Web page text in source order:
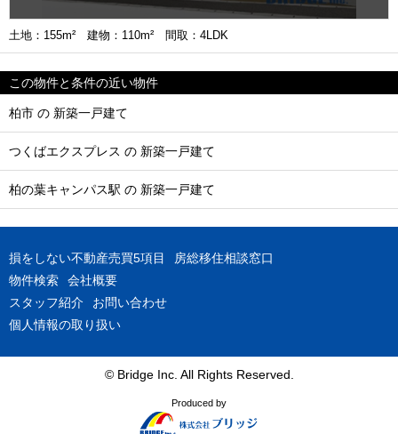
土地：155m² 建物：110m² 間取：4LDK
この物件と条件の近い物件
柏市 の 新築一戸建て
つくばエクスプレス の 新築一戸建て
柏の葉キャンパス駅 の 新築一戸建て
損をしない不動産売買5項目
房総移住相談窓口
物件検索
会社概要
スタッフ紹介
お問い合わせ
個人情報の取り扱い
© Bridge Inc. All Rights Reserved.
Produced by